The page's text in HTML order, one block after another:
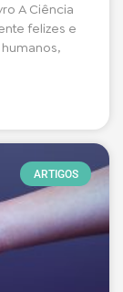
A Ciência
felizes e
ARTIGOS